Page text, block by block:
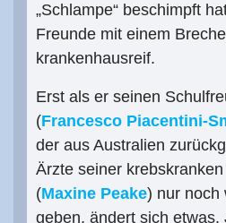
„Schlampe“ beschimpft
Freunde mit einem
krankenhausreif.
Erst als er seinen
(Francesco Piacentini-
der aus Australien
Ärzte seiner
(Maxine Peake) nur noch
geben, ändert sich etwas.